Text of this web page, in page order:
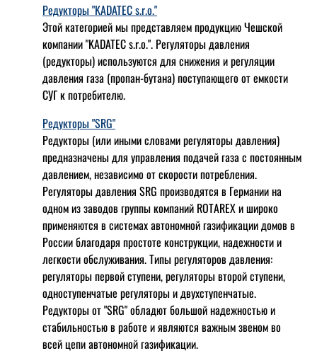
Редукторы "KADATEC s.r.o."
Этой категорией мы представляем продукцию Чешской
компании "KADATEC s.r.o.". Регуляторы давления
(редукторы) используются для снижения и регуляции
давления газа (пропан-бутана) поступающего от емкости
СУГ к потребителю.
Редукторы "SRG"
Редукторы (или иными словами регуляторы давления)
предназначены для управления подачей газа с постоянным
давлением, независимо от скорости потребления.
Регуляторы давления SRG производятся в Германии на
одном из заводов группы компаний ROTAREX и широко
применяются в системах автономной газификации домов в
России благодаря простоте конструкции, надежности и
легкости обслуживания. Типы регуляторов давления:
регуляторы первой ступени, регуляторы второй ступени,
одноступенчатые регуляторы и двухступенчатые.
Редукторы от "SRG" обладют большой надежностью и
стабильностью в работе и являются важным звеном во
всей цепи автономной газификации.